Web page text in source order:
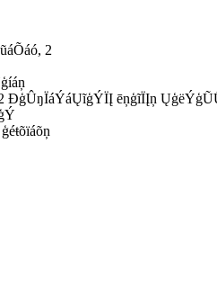
2
ÐģÛŋÏáÝáŲĩģÝÏĮ ēņģĩÏĮņ